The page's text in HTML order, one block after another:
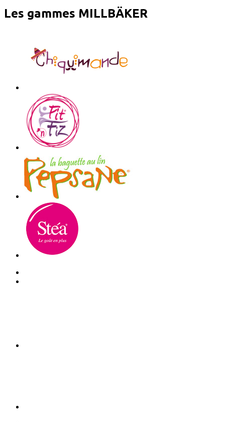
Les gammes MILLBÄKER